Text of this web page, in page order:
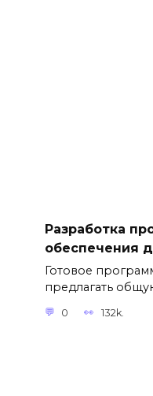
Разработка
обеспечения
Готовое
предлагать
0 132k.